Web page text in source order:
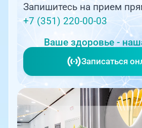
Запишитесь на прием
+7 (351) 220-00-03
Ваше здоровье -
Записаться